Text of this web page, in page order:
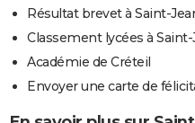
Résultat brevet à Saint-
Classement lycées à
Académie de Créteil
Envoyer une carte de